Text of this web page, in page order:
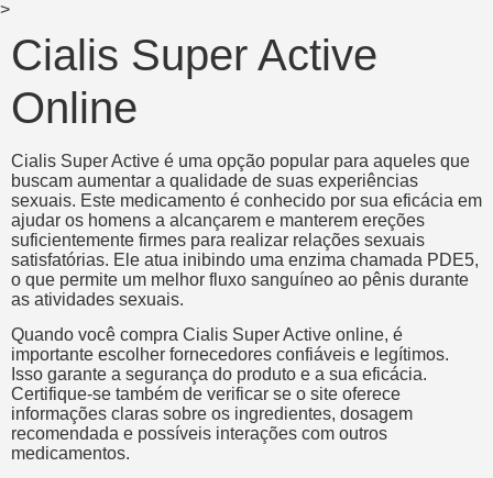
>
Cialis Super Active
Online
Cialis Super Active é uma opção popular para aqueles que
buscam aumentar a qualidade de suas experiências
sexuais. Este medicamento é conhecido por sua eficácia em
ajudar os homens a alcançarem e manterem ereções
suficientemente firmes para realizar relações sexuais
satisfatórias. Ele atua inibindo uma enzima chamada PDE5,
o que permite um melhor fluxo sanguíneo ao pênis durante
as atividades sexuais.
Quando você compra Cialis Super Active online, é
importante escolher fornecedores confiáveis e legítimos.
Isso garante a segurança do produto e a sua eficácia.
Certifique-se também de verificar se o site oferece
informações claras sobre os ingredientes, dosagem
recomendada e possíveis interações com outros
medicamentos.